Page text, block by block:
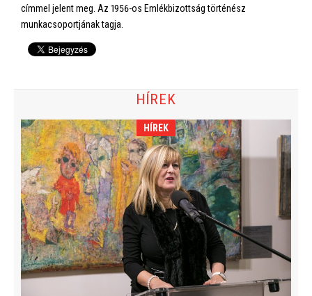
címmel jelent meg. Az 1956-os Emlékbizottság történész
munkacsoportjának tagja.
HÍREK
HÍREK